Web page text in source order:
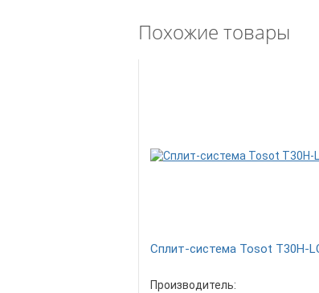
Похожие товары
Сплит-система Tosot T30H-
Производитель: